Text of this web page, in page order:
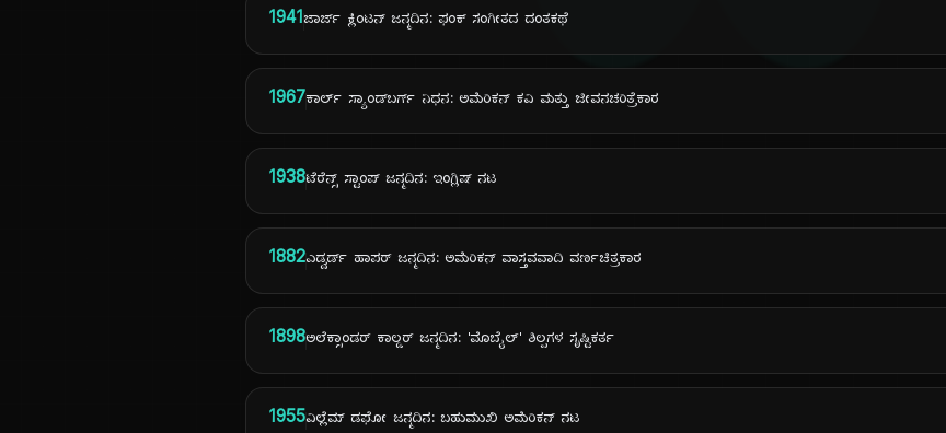
1941ಜಾರ್ಜ್ ಕ್ಲಿಂಟನ್ ಜನ್ಮದಿನ: ಫಂಕ್ ಸಂಗೀತದ ದಂತಕಥೆ
1967ಕಾರ್ಲ್ ಸ್ಯಾಂಡ್‌ಬರ್ಗ್ ನಿಧನ: ಅಮೆರಿಕನ್ ಕವಿ ಮತ್ತು ಜೀವನಚರಿತ್ರೆಕಾರ
1938ಟೆರೆನ್ಸ್ ಸ್ಟಾಂಪ್ ಜನ್ಮದಿನ: ಇಂಗ್ಲಿಷ್ ನಟ
1882ಎಡ್ವರ್ಡ್ ಹಾಪರ್ ಜನ್ಮದಿನ: ಅಮೆರಿಕನ್ ವಾಸ್ತವವಾದಿ ವರ್ಣಚಿತ್ರಕಾರ
1898ಅಲೆಕ್ಸಾಂಡರ್ ಕಾಲ್ಡರ್ ಜನ್ಮದಿನ: 'ಮೊಬೈಲ್' ಶಿಲ್ಪಗಳ ಸೃಷ್ಟಿಕರ್ತ
1955ವಿಲ್ಲೆಮ್ ಡಫೋ ಜನ್ಮದಿನ: ಬಹುಮುಖಿ ಅಮೆರಿಕನ್ ನಟ